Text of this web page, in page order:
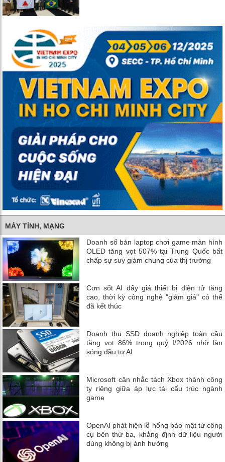
MÁY TÍNH, MẠNG
Doanh số bán laptop chơi game màn hình
OLED tăng vọt 507% tại Trung Quốc bất
chấp sự suy giảm chung của thị trường
Cơn sốt AI đẩy giá thiết bị điện tử tăng
cao, thời kỳ công nghệ "giảm giá" có thể
đã kết thúc
Doanh thu SSD doanh nghiệp toàn cầu
tăng vọt 86% trong quý I/2026 nhờ làn
sóng đầu tư AI
Microsoft cân nhắc tách Xbox thành công
ty riêng giữa áp lực tái cấu trúc ngành
game
OpenAI phát hiện lỗ hổng bảo mật từ công
cụ bên thứ ba, khẳng định dữ liệu người
dùng không bị ảnh hưởng